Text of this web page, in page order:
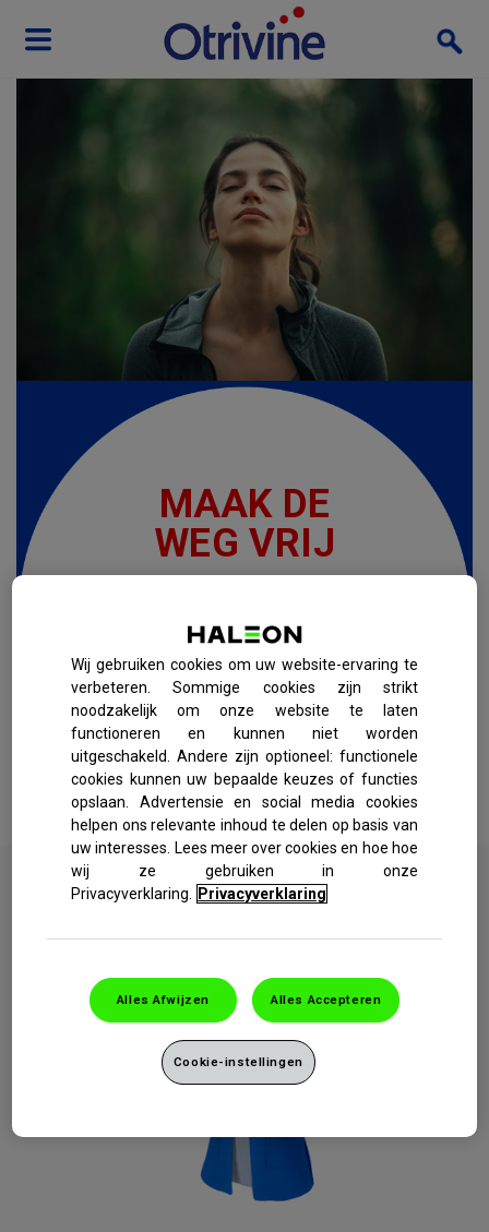
MAAK DE
WEG VRIJ
werkt vanaf 2 minuten en tot 10
uur lang.
Meer weten
Wij gebruiken cookies om uw website-ervaring te
verbeteren. Sommige cookies zijn strikt
noodzakelijk om onze website te laten
functioneren en kunnen niet worden
uitgeschakeld. Andere zijn optioneel: functionele
cookies kunnen uw bepaalde keuzes of functies
opslaan. Advertensie en social media cookies
helpen ons relevante inhoud te delen op basis van
uw interesses. Lees meer over cookies en hoe hoe
wij ze gebruiken in onze
Privacyverklaring. Privacyverklaring
Alles Afwijzen Alles Accepteren
Cookie-instellingen